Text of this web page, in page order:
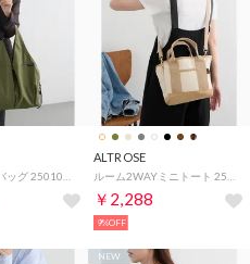
ALTROSE
￥2,288
9%OFF
NEW